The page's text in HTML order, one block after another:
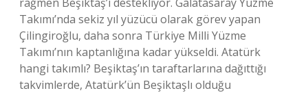
Takımı’nda sekiz yıl yüzücü olarak görev yapan
Çilingiroğlu, daha sonra Türkiye Milli Yüzme
Takımı’nın kaptanlığına kadar yükseldi. Atatürk
hangi takımlı? Beşiktaş’ın taraftarlarına dağıttığı
takvimlerde, Atatürk’ün Beşiktaşlı olduğu